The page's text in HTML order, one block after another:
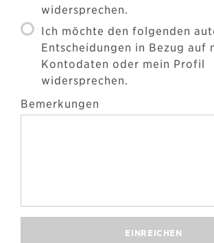
widersprechen.
Ich möchte den folgenden
Entscheidungen in Bezug auf
Kontodaten oder mein Profil
widersprechen.
Bemerkungen
EINREICHEN